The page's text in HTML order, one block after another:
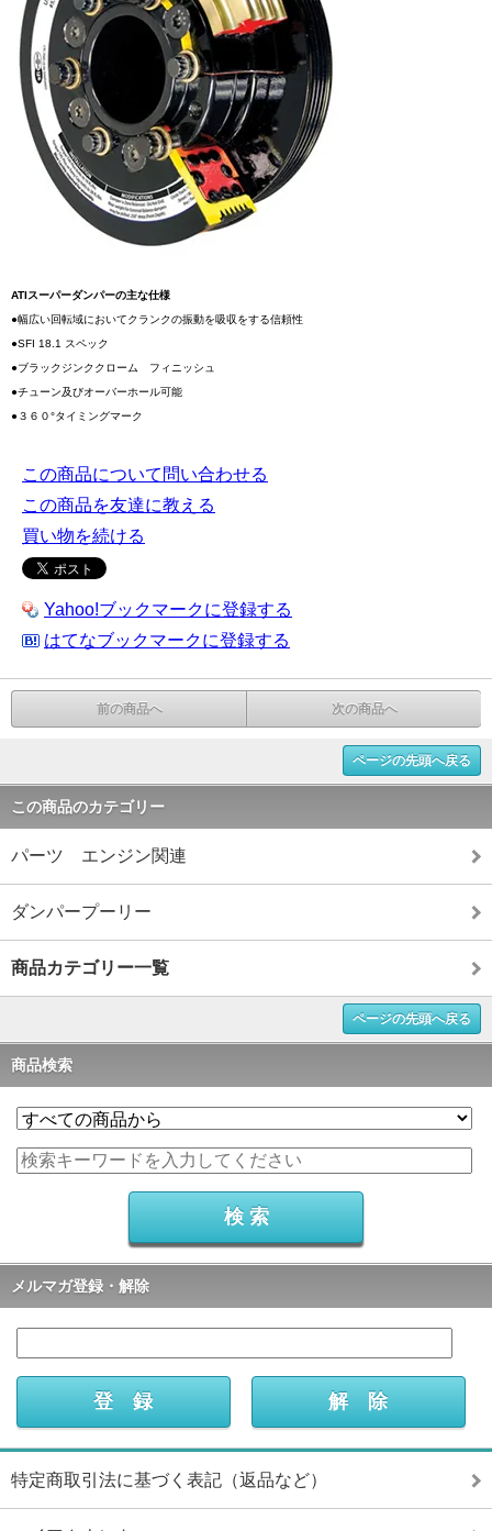
ATIスーパーダンパーの主な仕様
●幅広い回転域においてクランクの振動を吸収をする信頼性
●SFI 18.1 スペック
●ブラックジンククローム フィニッシュ
●チューン及びオーバーホール可能
●３６０°タイミングマーク
この商品について問い合わせる
この商品を友達に教える
買い物を続ける
Yahoo!ブックマークに登録する
はてなブックマークに登録する
前の商品へ 次の商品へ
ページの先頭へ戻る
この商品のカテゴリー
パーツ エンジン関連
ダンパープーリー
商品カテゴリー一覧
ページの先頭へ戻る
商品検索
メルマガ登録・解除
特定商取引法に基づく表記（返品など）